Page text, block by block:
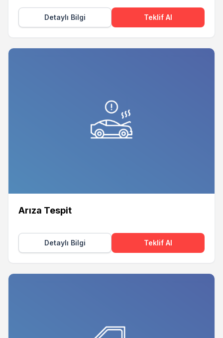
Detaylı Bilgi Teklif Al
Arıza Tespit
Detaylı Bilgi Teklif Al